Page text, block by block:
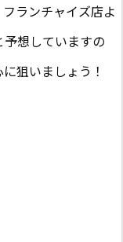
ランチャイズ店よ
想していますの
狙いましょう！